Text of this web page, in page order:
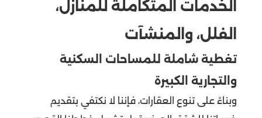
الخدمات المتكاملة للمنازل،
الفلل، والمنشآت
تغطية شاملة للمساحات السكنية
والتجارية الكبيرة
وبناءً على تنوع العقارات، فإننا لا نكتفي بتقديم